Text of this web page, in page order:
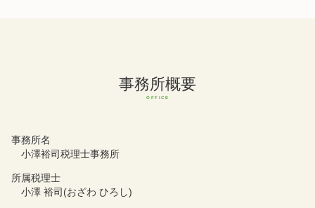
事務所概要
事務所名
小澤裕司税理士事務所
所属税理士
小澤 裕司(おざわ ひろし)